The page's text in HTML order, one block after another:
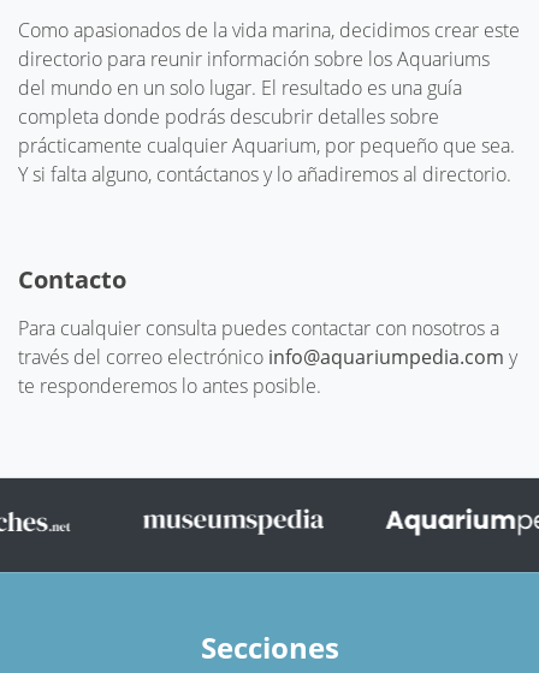
Como apasionados de la vida marina, decidimos crear este
directorio para reunir información sobre los Aquariums
del mundo en un solo lugar. El resultado es una guía
completa donde podrás descubrir detalles sobre
prácticamente cualquier Aquarium, por pequeño que sea.
Y si falta alguno, contáctanos y lo añadiremos al directorio.
Contacto
Para cualquier consulta puedes contactar con nosotros a
través del correo electrónico info@aquariumpedia.com y
te responderemos lo antes posible.
Secciones